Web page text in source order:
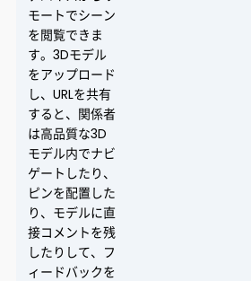
モートでシーン
を閲覧できま
す。3Dモデル
をアップロード
し、URLを共有
すると、関係者
は高品質な3D
モデル内でナビ
ゲートしたり、
ピンを配置した
り、モデルに直
接コメントを残
したりして、フ
ィードバックを